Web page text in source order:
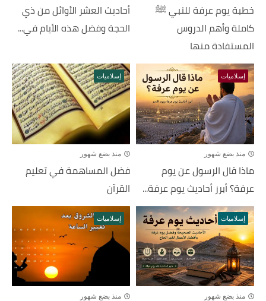
خطبة يوم عرفة للنبي ﷺ
كاملة وأهم الدروس
المستفادة منها
أحاديث العشر الأوائل من ذي
الحجة وفضل هذه الأيام في...
إسلاميات
منذ بضع شهور
ماذا قال الرسول عن يوم
عرفة؟ أبرز أحاديث يوم عرفة...
إسلاميات
منذ بضع شهور
فضل المساهمة في تعليم
القرآن
إسلاميات
منذ بضع شهور
إسلاميات
منذ بضع شهور